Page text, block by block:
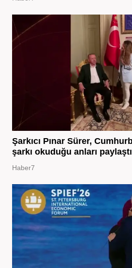
Şarkıcı Pınar Sürer,
şarkı okuduğu anları paylaştı
Haber7